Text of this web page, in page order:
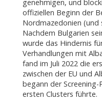
genehmigen, und
offiziellen Beginn der
Nordmazedonien (und
Nachdem Bulgarien
wurde das Hindernis
Verhandlungen mit
fand im Juli 2022 die
zwischen der EU und
begann der
ersten Clusters führte.